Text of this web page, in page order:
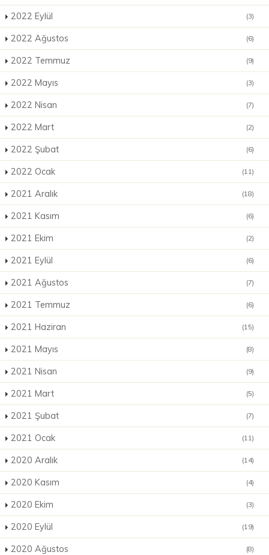
2022 Eylül (3)
2022 Ağustos (6)
2022 Temmuz (9)
2022 Mayıs (3)
2022 Nisan (7)
2022 Mart (2)
2022 Şubat (6)
2022 Ocak (11)
2021 Aralık (18)
2021 Kasım (6)
2021 Ekim (2)
2021 Eylül (6)
2021 Ağustos (7)
2021 Temmuz (6)
2021 Haziran (15)
2021 Mayıs (8)
2021 Nisan (9)
2021 Mart (5)
2021 Şubat (7)
2021 Ocak (11)
2020 Aralık (14)
2020 Kasım (4)
2020 Ekim (3)
2020 Eylül (19)
2020 Ağustos (8)